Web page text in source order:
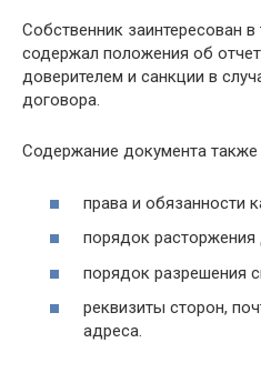
Собственник заинтересован
содержал положения об
доверителем и санкции в
договора.
Содержание документа также
права и обязанности
порядок расторжения
порядок разрешения
реквизиты сторон,
адреса.